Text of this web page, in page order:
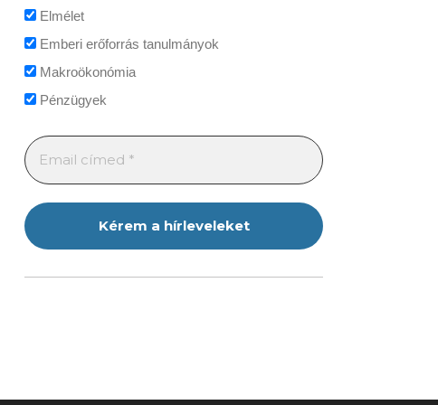
Elmélet
Emberi erőforrás tanulmányok
Makroökonómia
Pénzügyek